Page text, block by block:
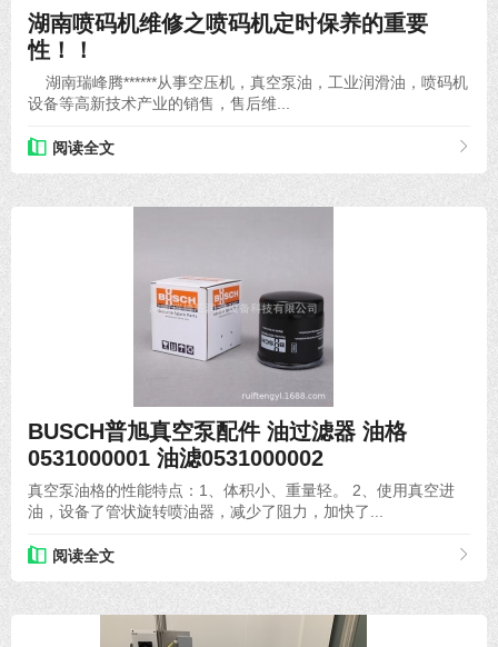
湖南喷码机维修之喷码机定时保养的重要
性！！
湖南瑞峰腾******从事空压机，真空泵油，工业润滑油，喷码机
设备等高新技术产业的销售，售后维...
阅读全文
BUSCH普旭真空泵配件 油过滤器 油格
0531000001 油滤0531000002
真空泵油格的性能特点：1、体积小、重量轻。 2、使用真空进
油，设备了管状旋转喷油器，减少了阻力，加快了...
阅读全文